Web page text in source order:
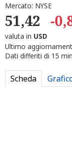
Mercato: NYSE
51,42 -
valuta in USD
Ultimo
Dati differiti di 15
Scheda